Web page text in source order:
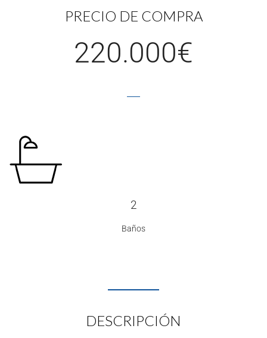
PRECIO DE COMPRA
220.000€
2
Baños
DESCRIPCIÓN